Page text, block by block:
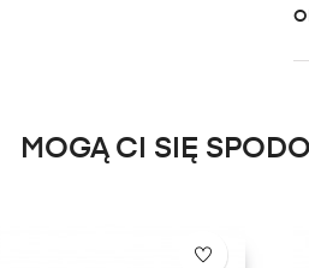
MOGĄ CI SIĘ